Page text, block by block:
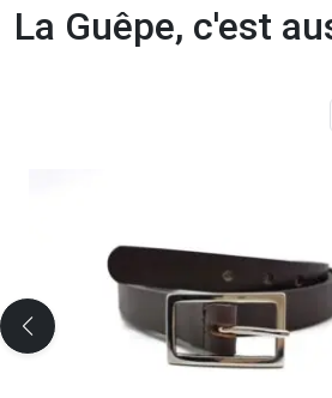
La Guêpe, c'est